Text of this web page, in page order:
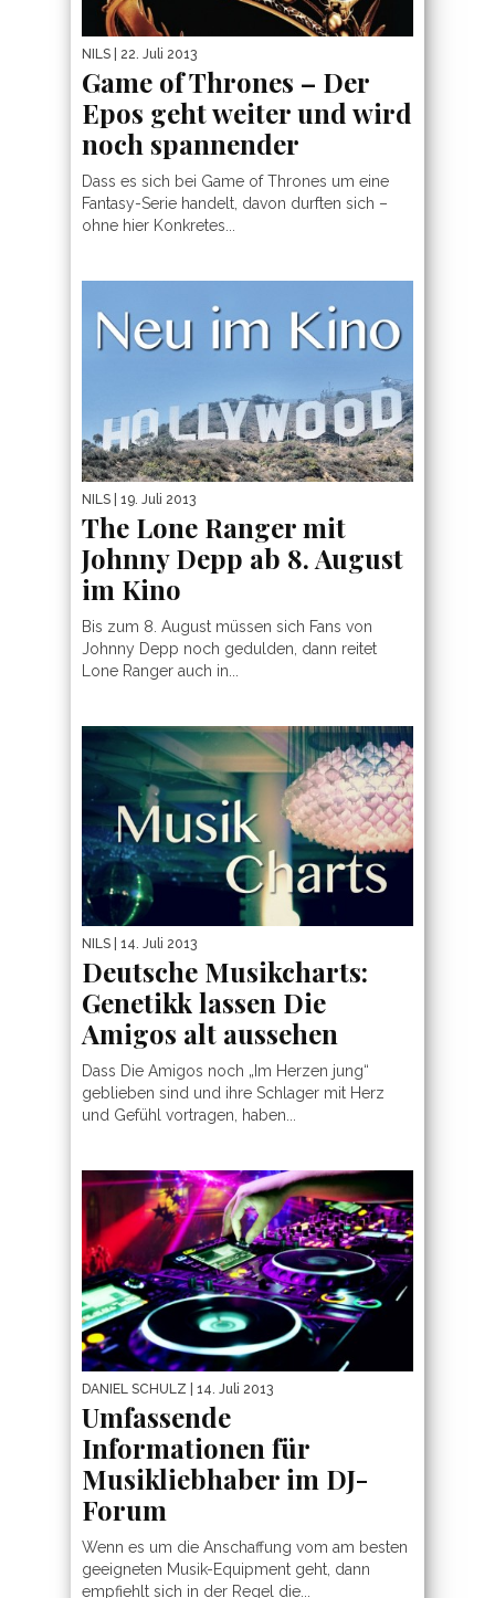
NILS | 22. Juli 2013
Game of Thrones – Der
Epos geht weiter und wird
noch spannender
Dass es sich bei Game of Thrones um eine
Fantasy-Serie handelt, davon durften sich –
ohne hier Konkretes...
NILS | 19. Juli 2013
The Lone Ranger mit
Johnny Depp ab 8. August
im Kino
Bis zum 8. August müssen sich Fans von
Johnny Depp noch gedulden, dann reitet
Lone Ranger auch in...
NILS | 14. Juli 2013
Deutsche Musikcharts:
Genetikk lassen Die
Amigos alt aussehen
Dass Die Amigos noch „Im Herzen jung“
geblieben sind und ihre Schlager mit Herz
und Gefühl vortragen, haben...
DANIEL SCHULZ | 14. Juli 2013
Umfassende
Informationen für
Musikliebhaber im DJ-
Forum
Wenn es um die Anschaffung vom am besten
geeigneten Musik-Equipment geht, dann
empfiehlt sich in der Regel die...